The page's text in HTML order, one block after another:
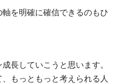
を明確に確信できるのもひ
長していこうと思います。
もっともっと考えられる人